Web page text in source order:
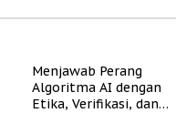
Menjawab Perang
Algoritma AI dengan
Etika, Verifikasi, dan